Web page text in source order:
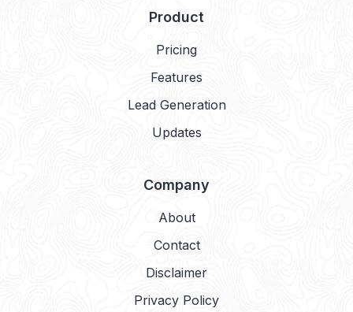
Product
Pricing
Features
Lead Generation
Updates
Company
About
Contact
Disclaimer
Privacy Policy